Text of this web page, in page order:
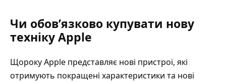
Чи обов’язково купувати нову
техніку Apple
Щороку Apple представляє нові пристрої, які
отримують покращені характеристики та нові